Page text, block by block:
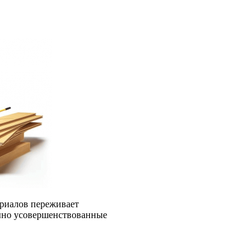
переживает
усовершенствованные